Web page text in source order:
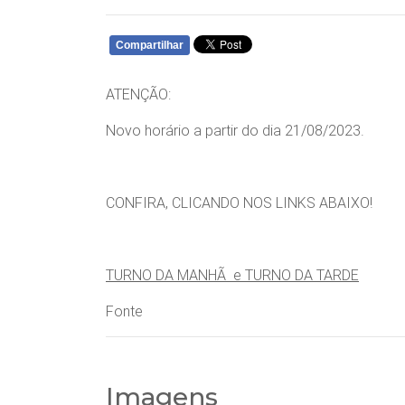
Compartilhar
ATENÇÃO:
Novo horário a partir do dia 21/08/2023.
CONFIRA, CLICANDO NOS LINKS ABAIXO!
TURNO DA MANHÃ e TURNO DA TARDE
Fonte
Imagens